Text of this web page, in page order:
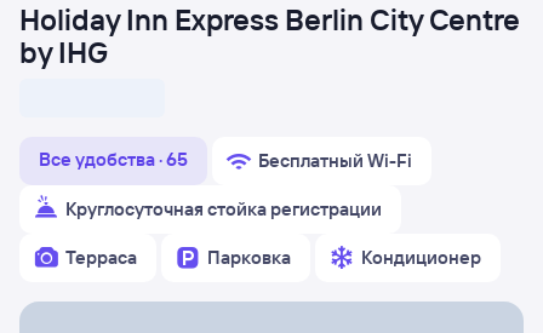
Holiday Inn Express Berlin City Centre
by IHG
Все удобства · 65 Бесплатный Wi-Fi
Круглосуточная стойка регистрации
Терраса Парковка Кондиционер